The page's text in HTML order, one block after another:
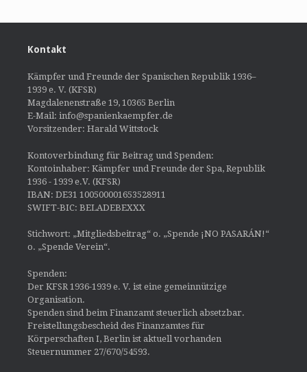
Kontakt
Kämpfer und Freunde der Spanischen Republik 1936–
1939 e. V. (KFSR)
Magdalenenstraße 19, 10365 Berlin
E-Mail: info@spanienkaempfer.de
Vorsitzender: Harald Wittstock
Kontoverbindung für Beitrag und Spenden:
Kontoinhaber: Kämpfer und Freunde der Spa, Republik
1936 - 1939 e.V. (KFSR)
IBAN: DE31 100500001653528911
SWIFT-BIC: BELADEBEXXX
Stichwort: „Mitgliedsbeitrag“ o. „Spende ¡NO PASARÁN!“
o. „Spende Verein“.
Spenden:
Der KFSR 1936-1939 e. V. ist eine gemeinnützige
Organisation.
Spenden sind beim Finanzamt steuerlich absetzbar.
Freistellungsbescheid des Finanzamtes für
Körperschaften I, Berlin ist aktuell vorhanden
Steuernummer 27/670/54593.